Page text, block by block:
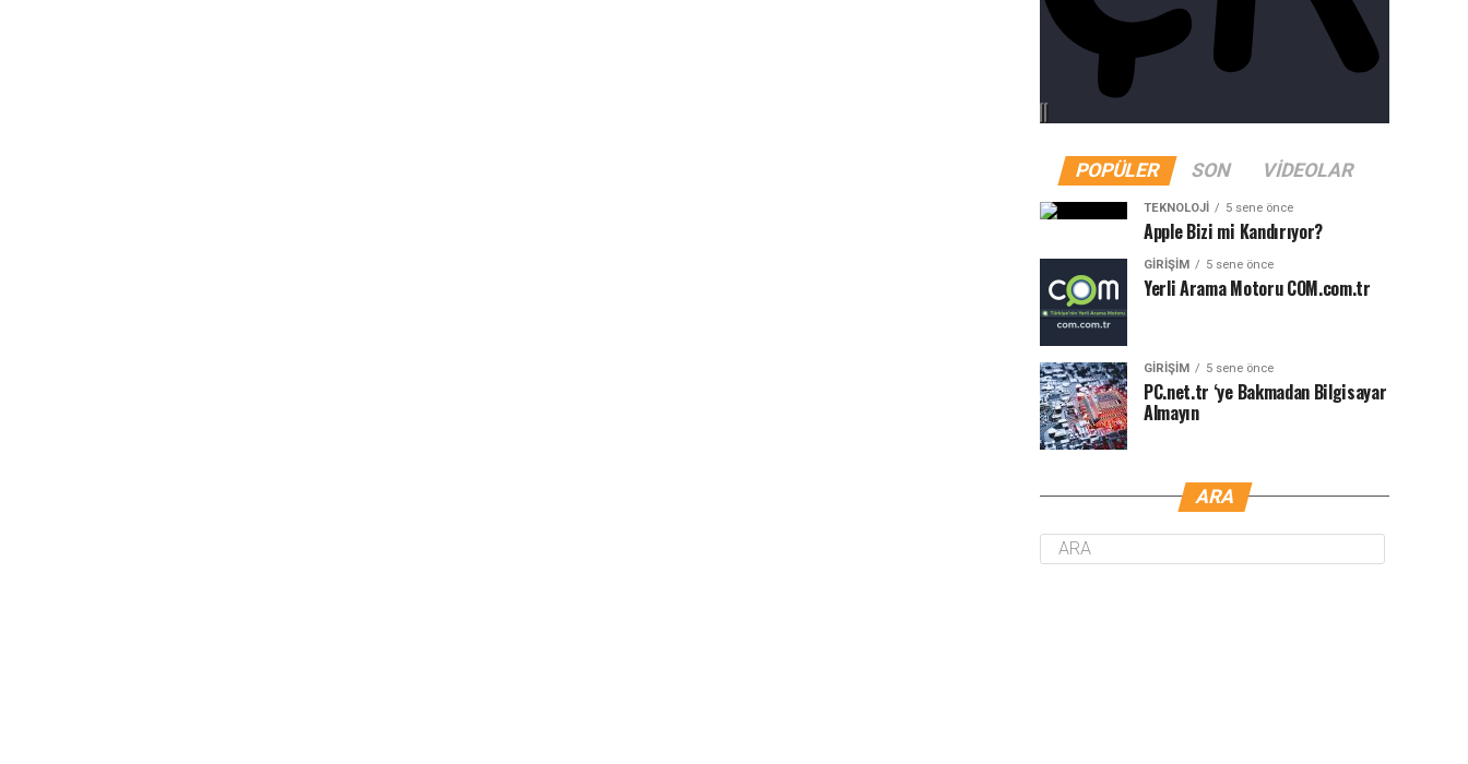
POPÜLER SON VIDEOLAR
TEKNOLOJI 5 sene önce
Apple Bizi mi Kandırıyor?
GIRIŞIM 5 sene önce
Yerli Arama Motoru COM.com.tr
GIRIŞIM 5 sene önce
PC.net.tr ‘ye Bakmadan Bilgisayar
Almayın
ARA